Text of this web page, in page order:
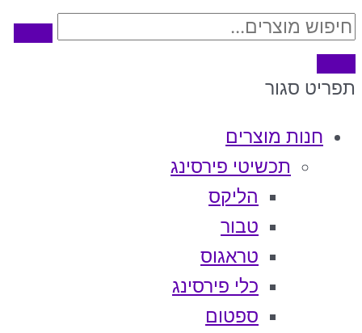
תפריט סגור
חנות מוצרים
תכשיטי פירסינג
הליקס
טבור
טראגוס
כלי פירסינג
ספטום